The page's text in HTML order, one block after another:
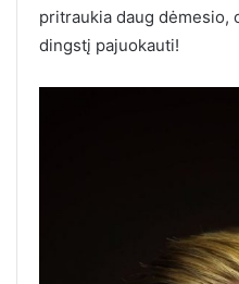
pritraukia daug dėmesio,
dingstį pajuokauti!